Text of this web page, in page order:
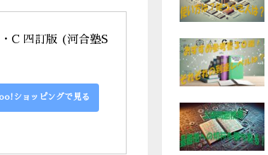
C 四訂版 (河合塾S
ショッピングで見る